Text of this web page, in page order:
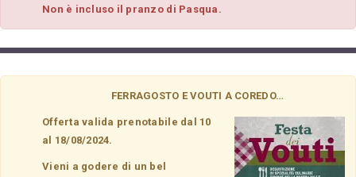
Non è incluso il pranzo di Pasqua.
FERRAGOSTO E VOUTI A COREDO…
Offerta valida prenotabile dal 10
al 18/08/2024.
Vieni a godere di un bel